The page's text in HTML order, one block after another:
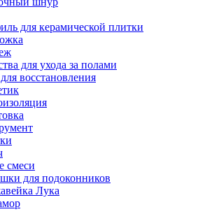
для керамической плитки
для ухода за полами
восстановления
смеси
для подоконников
Лука